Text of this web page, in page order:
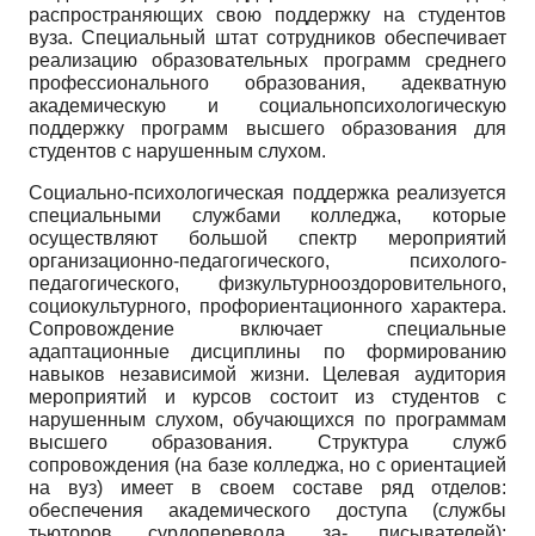
распространяющих свою поддержку на студентов
вуза. Специальный штат сотрудников обеспечивает
реализацию образовательных программ среднего
профессионального образования, адекватную
академическую и социально­психологическую
поддержку программ высшего образования для
студентов с нарушенным слухом.
Социально-психологическая поддержка реализуется
специальными службами колледжа, которые
осуществляют большой спектр мероприятий
организационно-педагогического, психолого-
педагогического, физкультурно­оздоровительного,
социокультурного, профориентационного характера.
Сопровождение включает специальные
адаптационные дисциплины по формированию
навыков независимой жизни. Целевая аудитория
мероприятий и курсов состоит из студентов с
нарушенным слухом, обучающихся по программам
высшего образования. Структура служб
сопровождения (на базе колледжа, но с ориентацией
на вуз) имеет в своем составе ряд отделов:
обеспечения академического доступа (службы